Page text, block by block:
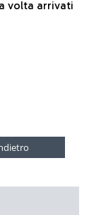
volta arrivati